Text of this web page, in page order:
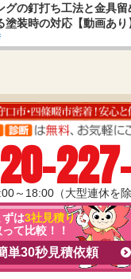
グの釘打ち工法と金具留
塗装時の対応【動画あり
～18:00（大型連休を除
ずは3社見積りを
て比較！！
単30秒見積依頼